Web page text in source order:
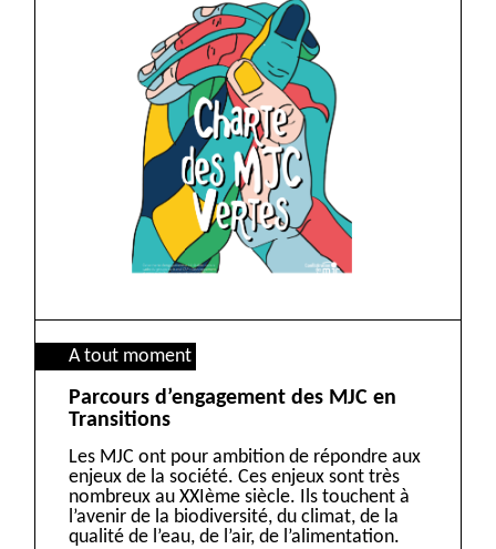
A tout moment
Parcours d’engagement des MJC en
Transitions
Les MJC ont pour ambition de répondre aux
enjeux de la société. Ces enjeux sont très
nombreux au XXIème siècle. Ils touchent à
l’avenir de la biodiversité, du climat, de la
qualité de l’eau, de l’air, de l’alimentation.